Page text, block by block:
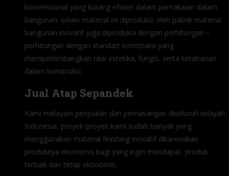
konvensional yang kurang efisien dalam pemakaian dalam
bangunan. selain material ini diproduksi oleh pabrik material
bangunan inovatif juga diproduksi dengan perhitungan –
perhitungan dengan standart konstruksi yang
mempertimbangkan nilai estetika, fungsi, serta ketahanan
dalam konstruksi.
Jual Atap Sepandek
Kami melayani penjualan dan pemasangan diseluruh wilayah
Indonesia, proyek-proyek kami sudah banyak yang
menggunakan material finishing inovatif dikarenakan
produknya ekonomis bagi yang ingin mendapat produk
terbaik dan tetap ekonomis.